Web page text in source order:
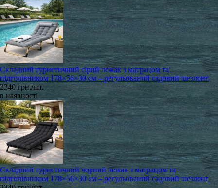
Складний туристичний сірий лежак з матрацом та
підголівником 178×56×30 см – регульований садовий шезлонг
2340 грн./шт.
в наявності
Складний туристичний чорний лежак з матрацом та
підголівником 178×56×30 см – регульований садовий шезлонг